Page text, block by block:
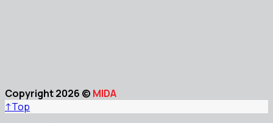
Copyright 2026 © MIDA
↑Top